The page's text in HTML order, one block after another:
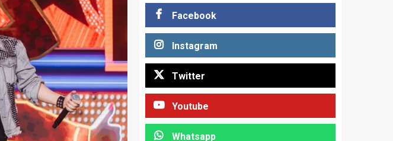
Facebook
Instagram
Twitter
Youtube
Whatsapp